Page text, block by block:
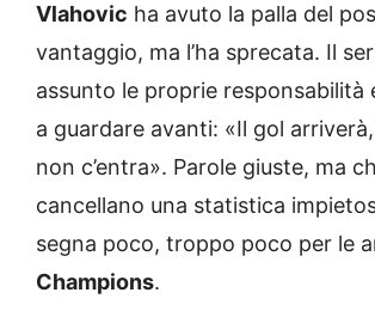
Vlahovic ha avuto la palla del
vantaggio, ma l’ha sprecata. Il
assunto le proprie responsabilità
a guardare avanti: «Il gol
non c’entra». Parole giuste, ma
cancellano una statistica
segna poco, troppo poco per le
Champions.